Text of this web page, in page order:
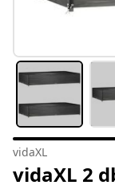
vidaXL
vidaXL 2